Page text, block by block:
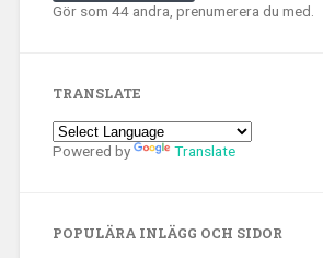
Gör som 44 andra, prenumerera du med.
TRANSLATE
Powered by Translate
POPULÄRA INLÄGG OCH SIDOR